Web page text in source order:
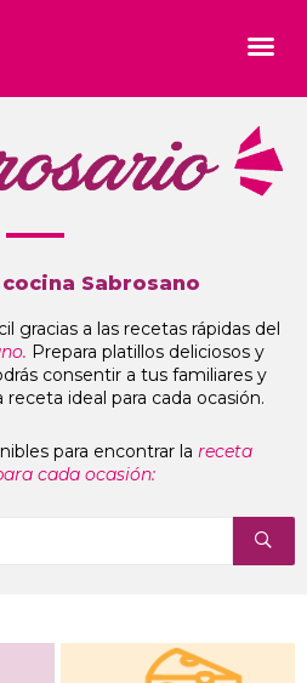
Sabrosano
gracias a las recetas rápidas del
Prepara platillos deliciosos y
consentir a tus familiares y
ideal para cada ocasión.
para encontrar la receta
cada ocasión:
Otros Ingredientes